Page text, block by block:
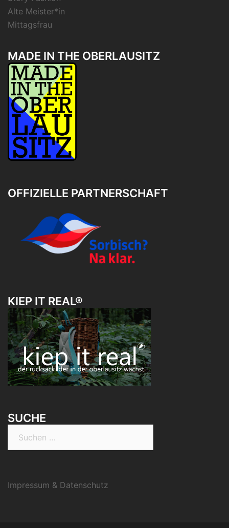
Alte Meister*in
Mittagsfrau
MADE IN THE OBERLAUSITZ
OFFIZIELLE PARTNERSCHAFT
KIEP IT REAL®
SUCHE
Impressum & Datenschutz